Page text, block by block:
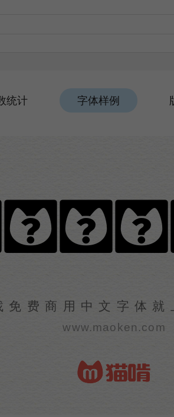
统计 字体样例
薇
免费商用中文字体就
www.maoken.com